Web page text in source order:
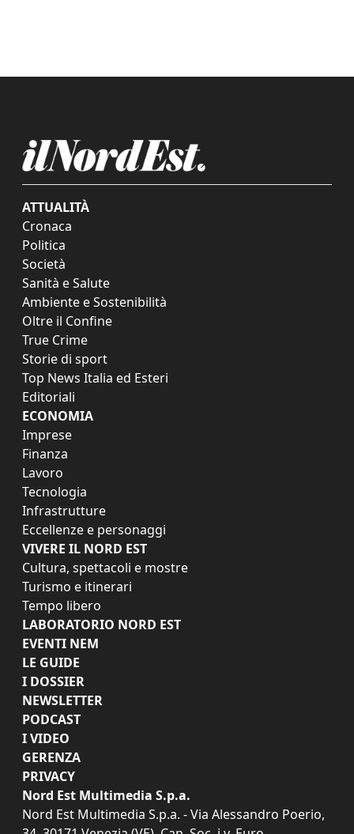
ATTUALITÀ
Cronaca
Politica
Società
Sanità e Salute
Ambiente e Sostenibilità
Oltre il Confine
True Crime
Storie di sport
Top News Italia ed Esteri
Editoriali
ECONOMIA
Imprese
Finanza
Lavoro
Tecnologia
Infrastrutture
Eccellenze e personaggi
VIVERE IL NORD EST
Cultura, spettacoli e mostre
Turismo e itinerari
Tempo libero
LABORATORIO NORD EST
EVENTI NEM
LE GUIDE
I DOSSIER
NEWSLETTER
PODCAST
I VIDEO
GERENZA
PRIVACY
Nord Est Multimedia S.p.a.
Nord Est Multimedia S.p.a. - Via Alessandro Poerio,